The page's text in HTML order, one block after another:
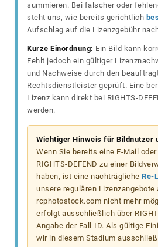
summieren. Bei falscher oder
steht uns, wie bereits gerichtlich
Aufschlag auf die Lizenzgebühr
Kurze Einordnung: Ein Bild kann
Fehlt jedoch ein gültiger
und Nachweise durch den
Rechtsdienstleister geprüft. Eine
Lizenz kann direkt bei RIGHTS-
werden.
Wichtiger Hinweis für Bildnutzer
Wenn Sie bereits eine E-Mail
RIGHTS-DEFEND zu einer
haben, ist eine nachträgliche Re-
unsere regulären Lizenzangebote
rcphotostock.com nicht mehr
erfolgt ausschließlich über
Angabe der Fall-ID. Als gültige
wir in diesem Stadium